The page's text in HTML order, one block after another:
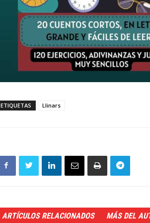
ETIQUETAS Llinars
ARTÍCULOS RELACIONADOS MÁS DEL